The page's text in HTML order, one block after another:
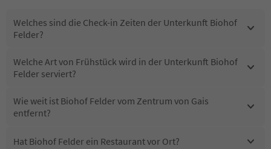
Welches sind die Check-in Zeiten der Unterkunft Biohof
Felder?
Welche Art von Frühstück wird in der Unterkunft Biohof
Felder serviert?
Wie weit ist Biohof Felder vom Zentrum von Gais
entfernt?
Hat Biohof Felder ein Restaurant vor Ort?